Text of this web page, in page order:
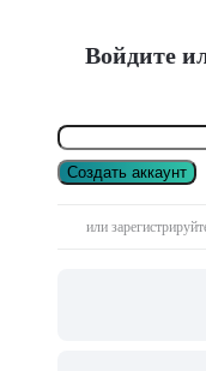
Войдите
Создать аккаунт
или